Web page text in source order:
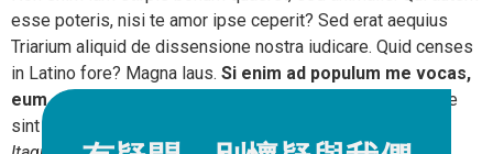
esse poteris, nisi te amor ipse ceperit? Sed erat aequius
Triarium aliquid de dissensione nostra iudicare. Quid censes
in Latino fore? Magna laus. Si enim ad populum me vocas,
eum.Quod dicit Epicurus etiam de voluptate, quae minime
sint voluptates, eas obscurari saepe et obrui.